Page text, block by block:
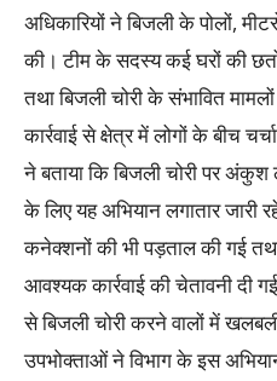
अधिकारियों ने बिजली के पोलों,
की। टीम के सदस्य कई घरों की
तथा बिजली चोरी के संभावित
कार्रवाई से क्षेत्र में लोगों के बीच
ने बताया कि बिजली चोरी पर
के लिए यह अभियान लगातार जारी
कनेक्शनों की भी पड़ताल की गई
आवश्यक कार्रवाई की चेतावनी दी
से बिजली चोरी करने वालों में
उपभोक्ताओं ने विभाग के इस